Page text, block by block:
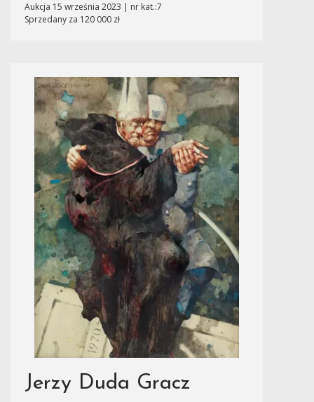
Aukcja 15 września 2023 | nr kat.:7
Sprzedany za 120 000 zł
Jerzy Duda Gracz